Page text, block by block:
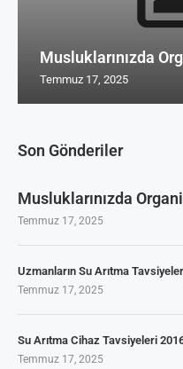
Son Gönderiler
Musluklarınızda
Temmuz 17, 2025
Uzmanların Su Arıtma
Temmuz 17, 2025
Su Arıtma Cihaz Tavsiyeleri
Temmuz 17, 2025
Musluklarınızda
Temmuz 17, 2025